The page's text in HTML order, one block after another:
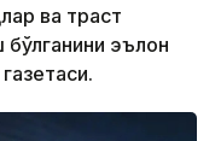
ва траст
эълон
газетаси.